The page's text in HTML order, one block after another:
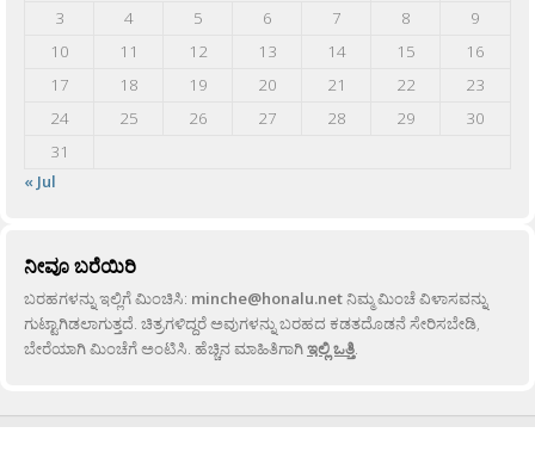
3
4 5 6 7 8
9
10
11 12 13 14 15
16
17
18 19 20 21 22
23
24
25 26 27 28 29
30
31
« Jul
ನೀವೂ ಬರೆಯಿರಿ
ಬರಹಗಳನ್ನು ಇಲ್ಲಿಗೆ ಮಿಂಚಿಸಿ: minche@honalu.netನಿಮ್ಮ ಮಿಂಚೆ ವಿಳಾಸವನ್ನು
ಗುಟ್ಟಾಗಿಡಲಾಗುತ್ತದೆ. ಚಿತ್ರಗಳಿದ್ದರೆ ಅವುಗಳನ್ನು ಬರಹದ ಕಡತದೊಡನೆ ಸೇರಿಸಬೇಡಿ,
ಬೇರೆಯಾಗಿ ಮಿಂಚೆಗೆ ಅಂಟಿಸಿ. ಹೆಚ್ಚಿನ ಮಾಹಿತಿಗಾಗಿಇಲ್ಲಿ ಒತ್ತಿ